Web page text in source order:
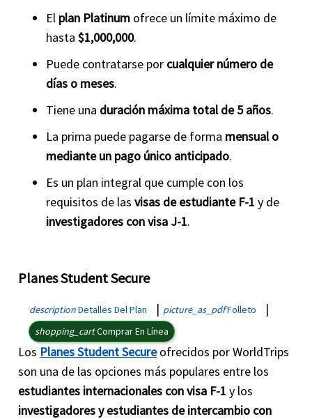
El plan Platinum ofrece un límite máximo de
hasta$1,000,000.
Puede contratarse por cualquier número de
días o meses.
Tiene una duración máxima total de 5 años.
La prima puede pagarse de forma mensual o
mediante un pago único anticipado.
Es un plan integral que cumple con los
requisitos de lasvisas de estudiante F-1 y de
investigadores con visa J-1.
Planes Student Secure
descriptionDetalles Del Plan | picture_as_pdfFolleto |
shopping_cartComprar En Línea
Los Planes Student Secure ofrecidos por WorldTrips
son una de las opciones más populares entre los
estudiantes internacionales con visa F-1 y los
investigadores y estudiantes de intercambio con